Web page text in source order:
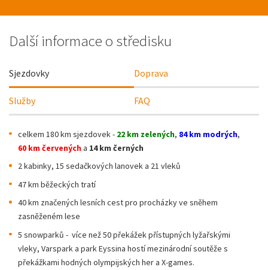
Další informace o středisku
Sjezdovky Doprava
Služby FAQ
celkem 180 km sjezdovek - 22 km zelených, 84 km modrých,
60 km červenýcha 14 km černých
2 kabinky, 15 sedačkových lanovek a 21 vleků
47 km běžeckých tratí
40 km značených lesních cest pro procházky ve sněhem
zasněženém lese
5 snowparků - více než 50 překážek přístupných lyžařskými
vleky, Varspark a park Eyssina hostí mezinárodní soutěže s
překážkami hodných olympijských her a X-games.